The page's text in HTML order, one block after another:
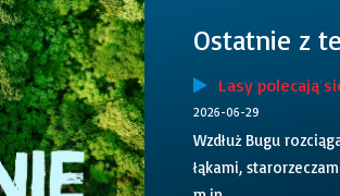
Ostatnie z
Lasy polecają
2026-06-29
Wzdłuż Bugu
łąkami,